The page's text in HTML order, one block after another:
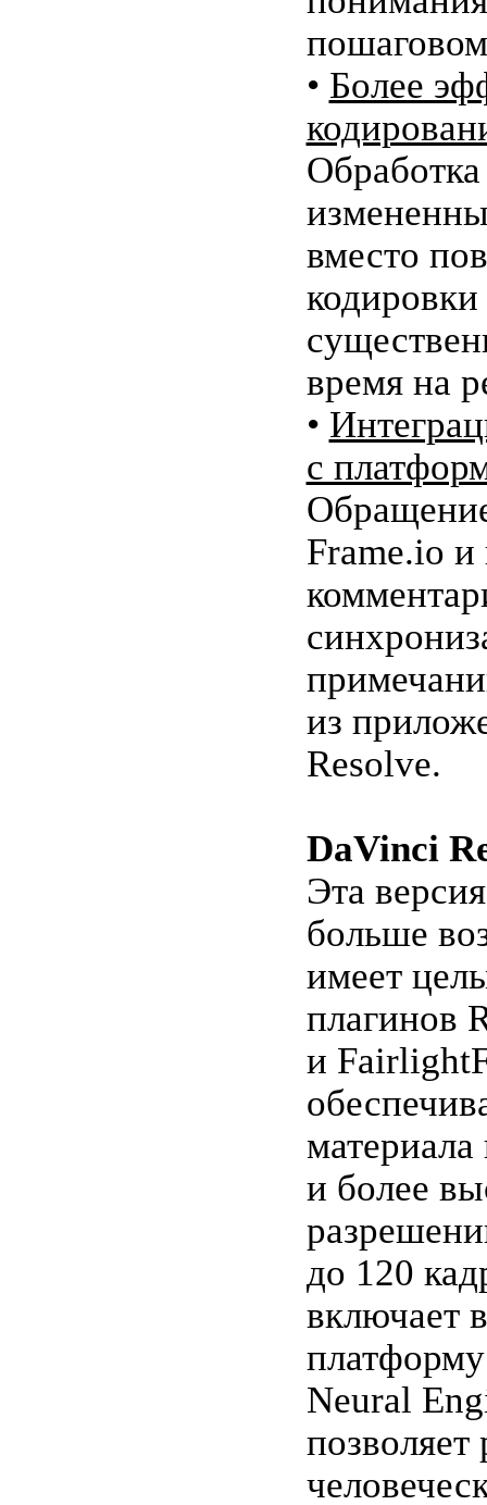
• Более
Обработка
вместо
время на
•
с
Frame.io
из
Resolve.
DaVinci
Эта
больше
имеет
плагинов
и
и более
до 120
включает
Neural
позволяет